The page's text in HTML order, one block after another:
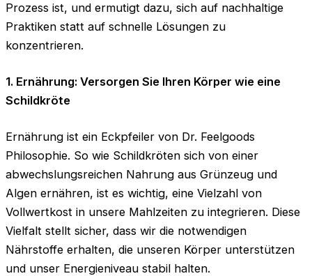
Prozess ist, und ermutigt dazu, sich auf nachhaltige
Praktiken statt auf schnelle Lösungen zu
konzentrieren.
1. Ernährung: Versorgen Sie Ihren Körper wie eine
Schildkröte
Ernährung ist ein Eckpfeiler von Dr. Feelgoods
Philosophie. So wie Schildkröten sich von einer
abwechslungsreichen Nahrung aus Grünzeug und
Algen ernähren, ist es wichtig, eine Vielzahl von
Vollwertkost in unsere Mahlzeiten zu integrieren. Diese
Vielfalt stellt sicher, dass wir die notwendigen
Nährstoffe erhalten, die unseren Körper unterstützen
und unser Energieniveau stabil halten.